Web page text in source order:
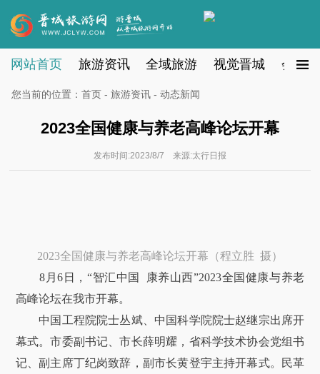
网站首页 旅游资讯 全域旅游 视觉晋城 会员
您当前的位置： 首页 - 旅游资讯 - 动态新闻
2023全国健康与养老高峰论坛开幕
发布时间:2023/8/7 来源:太行日报
2023全国健康与养老高峰论坛开幕（程立胜 摄）
8月6日，“智汇中国 康养山西”2023全国健康与养老
高峰论坛在我市开幕。
中国工程院院士丛斌、中国科学院院士赵继宗出席开
幕式。市委副书记、市长薛明耀，省科学技术协会党组书
记、副主席丁纪岗致辞，副市长黄登宇主持开幕式。民革